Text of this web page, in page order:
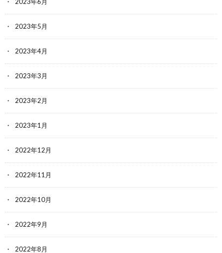
2023年5月
2023年4月
2023年3月
2023年2月
2023年1月
2022年12月
2022年11月
2022年10月
2022年9月
2022年8月